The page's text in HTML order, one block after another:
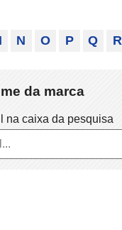
N O P Q R
da marca
na caixa da pesquisa